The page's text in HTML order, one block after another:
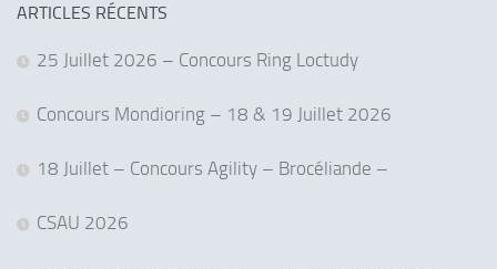
ARTICLES RÉCENTS
25 Juillet 2026 – Concours Ring Loctudy
Concours Mondioring – 18 & 19 Juillet 2026
18 Juillet – Concours Agility – Brocéliande –
CSAU 2026